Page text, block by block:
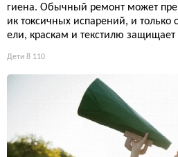
гиена. Обычный ремонт может
ик токсичных испарений, и
ели, краскам и текстилю защищает
Дети 8 110